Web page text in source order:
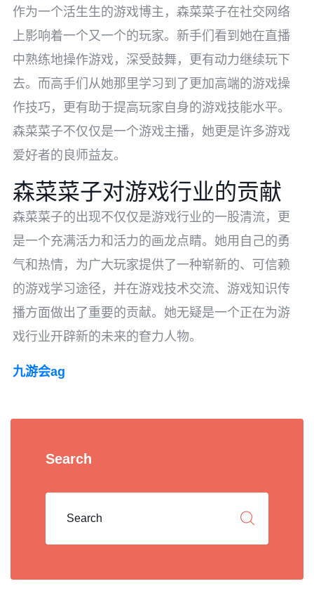
作为一个活生生的游戏博主，森菜菜子在社交网络
上影响着一个又一个的玩家。新手们看到她在直播
中熟练地操作游戏，深受鼓舞，更有动力继续玩下
去。而高手们从她那里学习到了更加高端的游戏操
作技巧，更有助于提高玩家自身的游戏技能水平。
森菜菜子不仅仅是一个游戏主播，她更是许多游戏
爱好者的良师益友。
森菜菜子对游戏行业的贡献
森菜菜子的出现不仅仅是游戏行业的一股清流，更
是一个充满活力和活力的画龙点睛。她用自己的勇
气和热情，为广大玩家提供了一种崭新的、可信赖
的游戏学习途径，并在游戏技术交流、游戏知识传
播方面做出了重要的贡献。她无疑是一个正在为游
戏行业开辟新的未来的奆力人物。
九游会ag
Search